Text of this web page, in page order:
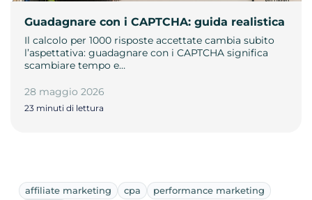
Guadagnare con i CAPTCHA: guida realistica
Il calcolo per 1000 risposte accettate cambia subito
l’aspettativa: guadagnare con i CAPTCHA significa
scambiare tempo e…
28 maggio 2026
23 minuti di lettura
affiliate marketing cpa
performance marketing